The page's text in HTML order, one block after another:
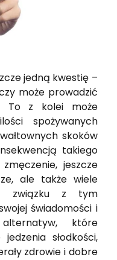
jedną kwestię –
może prowadzić
To z kolei może
spożywanych
skoków
takiego
jeszcze
ale także wiele
związku z tym
świadomości i
które
słodkości,
zdrowie i dobre